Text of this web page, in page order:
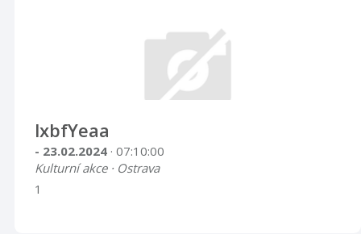
lxbfYeaa
- 23.02.2024 · 07:10:00
Kulturní akce · Ostrava
1